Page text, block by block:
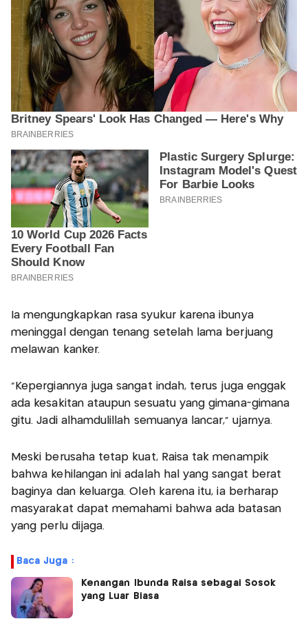
Ia mengungkapkan rasa syukur karena ibunya
meninggal dengan tenang setelah lama berjuang
melawan kanker.
“Kepergiannya juga sangat indah, terus juga enggak
ada kesakitan ataupun sesuatu yang gimana-gimana
gitu. Jadi alhamdulillah semuanya lancar,” ujarnya.
Meski berusaha tetap kuat, Raisa tak menampik
bahwa kehilangan ini adalah hal yang sangat berat
baginya dan keluarga. Oleh karena itu, ia berharap
masyarakat dapat memahami bahwa ada batasan
yang perlu dijaga.
Baca Juga :
Kenangan Ibunda Raisa sebagai Sosok
yang Luar Biasa